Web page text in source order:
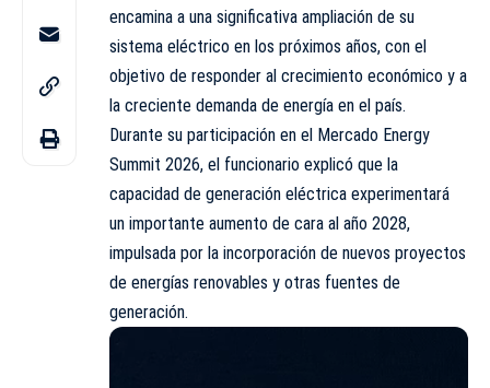
encamina a una significativa ampliación de su
sistema eléctrico en los próximos años, con el
objetivo de responder al crecimiento económico y a
la creciente demanda de energía en el país.
Durante su participación en el Mercado Energy
Summit 2026, el funcionario explicó que la
capacidad de generación eléctrica experimentará
un importante aumento de cara al año 2028,
impulsada por la incorporación de nuevos proyectos
de energías renovables y otras fuentes de
generación.